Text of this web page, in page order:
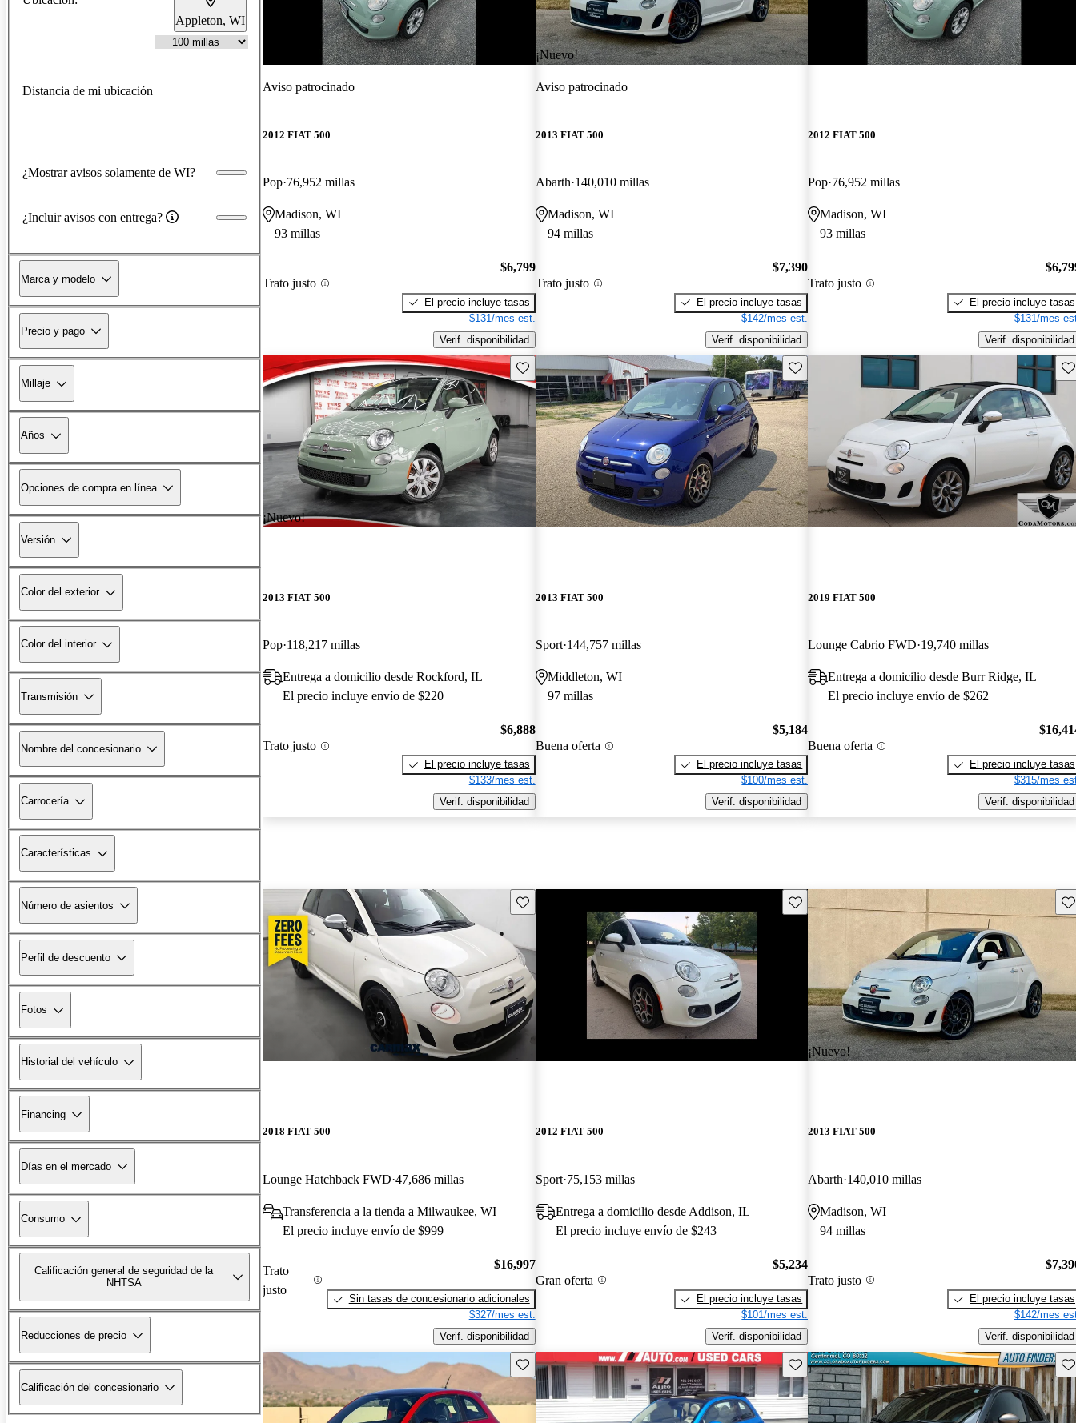
Appleton, WI
Distancia de mi ubicación
¿Mostrar avisos solamente de WI?
¿Incluir avisos con entrega?
Marca y modelo
Precio y pago
Millaje
Años
Opciones de compra en línea
Versión
Color del exterior
Color del interior
Transmisión
Nombre del concesionario
Carrocería
Características
Número de asientos
Perfil de descuento
Fotos
Historial del vehículo
Financing
Días en el mercado
Consumo
Calificación general de seguridad de la
NHTSA
Reducciones de precio
Calificación del concesionario
Aviso patrocinado
2012 FIAT 500
Pop 76,952 millas
Madison, WI
93 millas
Trato justo
$6,799
El precio incluye tasas
$131/mes est.
Verif. disponibilidad
¡Nuevo!
Aviso patrocinado
2013 FIAT 500
Abarth 140,010 millas
Madison, WI
94 millas
Trato justo
$7,390
El precio incluye tasas
$142/mes est.
Verif. disponibilidad
2012 FIAT 500
Pop 76,952 millas
Madison, WI
93 millas
Trato justo
El precio incluye tasas
$131/mes
Verif. disponibilidad
¡Nuevo!
Guarda este Aviso
2013 FIAT 500
Pop 118,217 millas
Entrega a domicilio desde Rockford, IL
El precio incluye envío de $220
Trato justo
$6,888
El precio incluye tasas
$133/mes est.
Verif. disponibilidad
Guarda este Aviso
2013 FIAT 500
Sport 144,757 millas
Middleton, WI
97 millas
Buena oferta
$5,184
El precio incluye tasas
$100/mes est.
Verif. disponibilidad
2019 FIAT 500
Lounge Cabrio FWD 19,740 millas
Entrega a domicilio desde Burr Ridge, IL
El precio incluye envío de $262
Buena oferta
El precio incluye tasas
$315/mes
Verif. disponibilidad
Guarda este Aviso
2018 FIAT 500
Lounge Hatchback FWD 47,686 millas
Transferencia a la tienda a Milwaukee, WI
El precio incluye envío de $999
Trato
justo
$16,997
Sin tasas de concesionario adicionales
$327/mes est.
Verif. disponibilidad
Guarda este Aviso
2012 FIAT 500
Sport 75,153 millas
Entrega a domicilio desde Addison, IL
El precio incluye envío de $243
Gran oferta
$5,234
El precio incluye tasas
$101/mes est.
Verif. disponibilidad
¡Nuevo!
2013 FIAT 500
Abarth 140,010 millas
Madison, WI
94 millas
Trato justo
El precio incluye tasas
$142/mes
Verif. disponibilidad
Guarda este Aviso Guarda este Aviso